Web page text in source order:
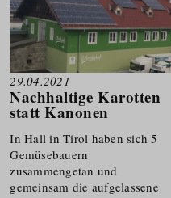
29.04.2021
Nachhaltige Karotten
statt Kanonen
In Hall in Tirol haben sich 5
Gemüsebauern
zusammengetan und
gemeinsam die aufgelassene